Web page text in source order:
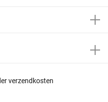
verzendkosten